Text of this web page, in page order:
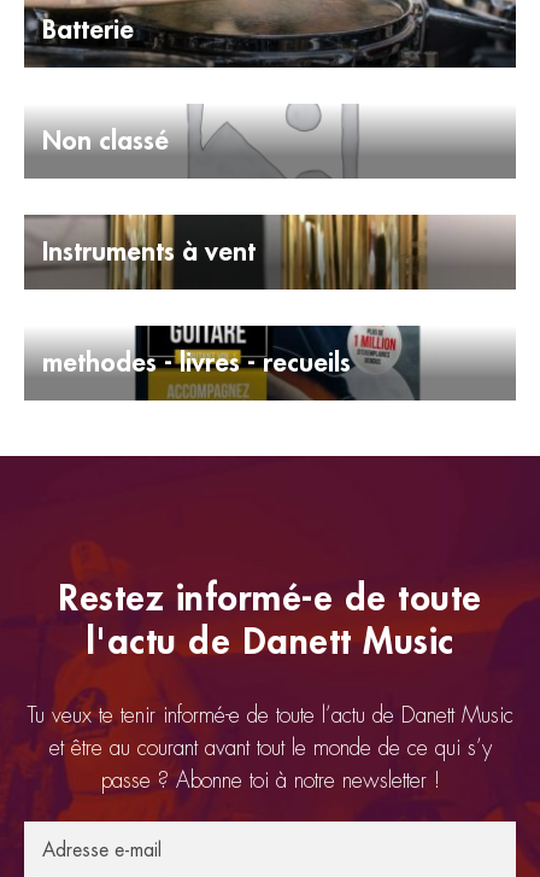
Batterie
Non classé
Instruments à vent
methodes - livres - recueils
Restez informé-e de toute
l'actu de Danett Music
Tu veux te tenir informé-e de toute l’actu de Danett Music
et être au courant avant tout le monde de ce qui s’y
passe ? Abonne toi à notre newsletter !